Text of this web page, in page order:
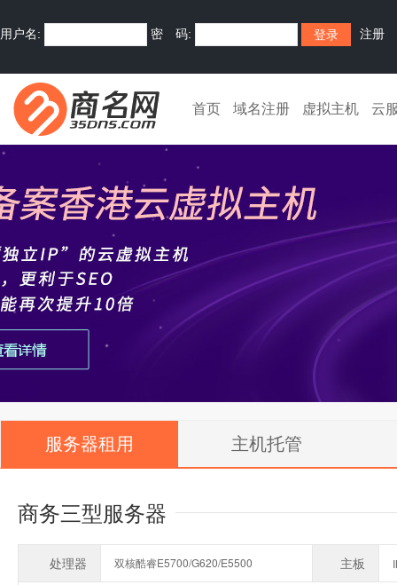
用户名: 密 码: 注册
首页 域名注册 虚拟主机 云
服务器租用 主机托管
商务三型服务器
处理器 双核酷睿E5700/G620/E5500 主板